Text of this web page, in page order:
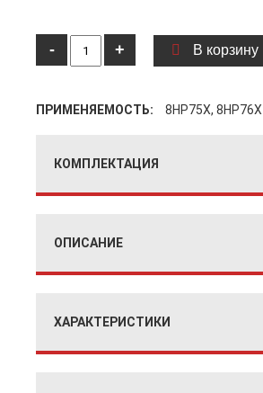
- + В корзину
ПРИМЕНЯЕМОСТЬ: 8HP75X, 8HP76X
КОМПЛЕКТАЦИЯ
ОПИСАНИЕ
ХАРАКТЕРИСТИКИ